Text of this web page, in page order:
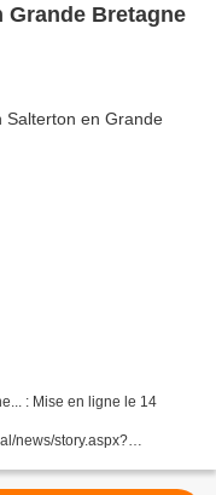
Bretagne
: Mise en ligne le 14
news/story.aspx?